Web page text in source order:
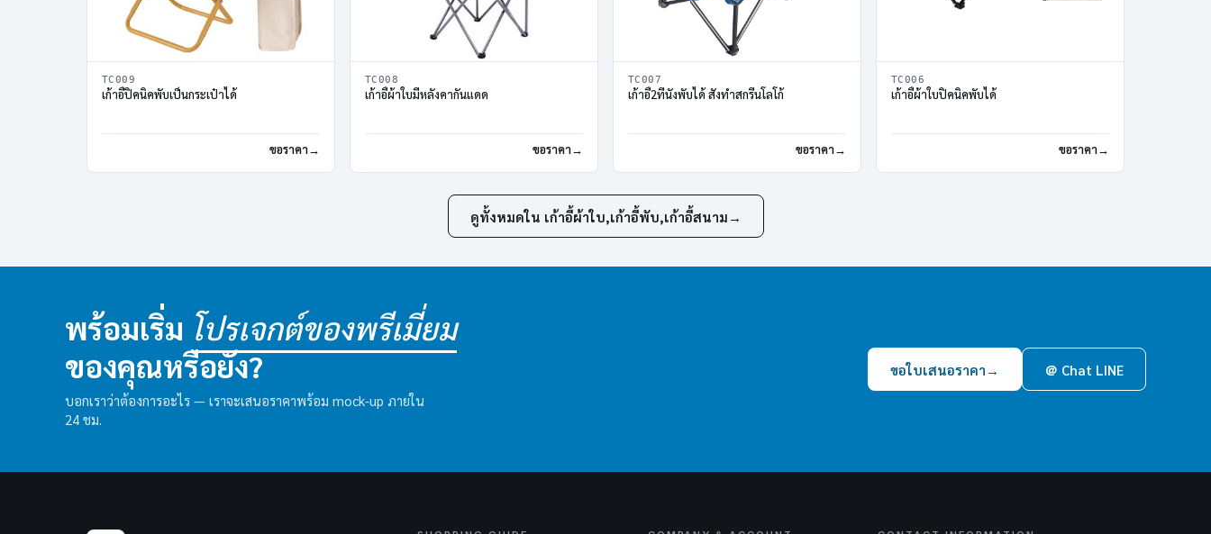
TC009
เก้าอี้ปิคนิคพับเป็นกระเป๋าได้
ขอราคา
TC008
เก้าอี้ผ้าใบมีหลังคากันแดด
ขอราคา
TC007
เก้าอี้2ที่นั่งพับได้ สั่งทำสกรีนโลโก้
ขอราคา
TC006
เก้าอี้ผ้าใบปิคนิคพับได้
ขอราคา
ดูทั้งหมดใน เก้าอี้ผ้าใบ,เก้าอี้พับ,เก้าอี้สนาม →
พร้อมเริ่ม โปรเจกต์ของพรีเมี่ยม
ของคุณหรือยัง?
บอกเราว่าต้องการอะไร — เราจะเสนอราคาพร้อม mock-up ภายใน
24 ชม.
ขอใบเสนอราคา → ＠ Chat LINE